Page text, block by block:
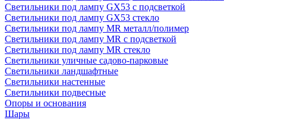
Светильники под лампу GX53 с подсветкой
Светильники под лампу GX53 стекло
Светильники под лампу MR металл/полимер
Светильники под лампу MR с подсветкой
Светильники под лампу MR стекло
Светильники уличные садово-парковые
Светильники ландшафтные
Светильники настенные
Светильники подвесные
Опоры и основания
Шары